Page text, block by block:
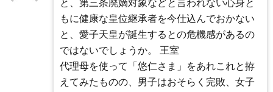
と、第三条廃嫡対象などと言われない心身と
もに健康な皇位継承者を今仕込んでおかない
と、愛子天皇が誕生するとの危機感があるの
ではないでしょうか。 王室
代理母を使って「悠仁さま」をあれこれと拵
えてみたものの、男子はおそらく完敗、女子